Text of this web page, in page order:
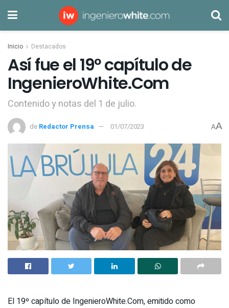
Inicio Destacados
Así fue el 19º capítulo de
IngenieroWhite.Com
Contenido y notas del 1 de julio.
de Redactor Prensa 01/07/2023 AA
El 19º capítulo de IngenieroWhite.Com, emitido como